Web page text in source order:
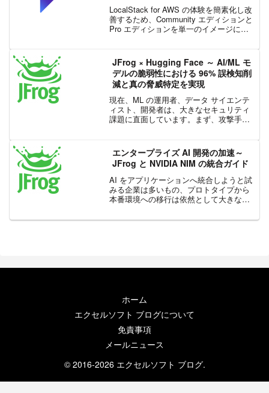
LocalStack for AWS の体験を簡素化し改
善するため、Community エディションと
Pro エディションを単一のイメージに統
験を提供し、次世代...
JFrog × Hugging Face ～ AI/ML モ
デルの脆弱性における 96% 誤検知削
減と真の脅威特定を実現
現在、ML の運用者、データ サイエンテ
ィスト、開発者は、大きなセキュリティ
課題に直面しています。まず、攻撃手法
がありますが、それを徹底するには専任
のセキュリティ チー...
エンタープライズ AI 開発の加速～
JFrog と NVIDIA NIM の統合ガイド
AI をアプリケーションへ統合しようと試
みる企業は多いもの、プロトタイプから
本番環境への移行は依然として大きな課
しながら、セキュリティとガバナンスを
ホーム
エクセルソフト ブログについて
免責事項
メールニュース
© 2016-2026 エクセルソフト ブログ.